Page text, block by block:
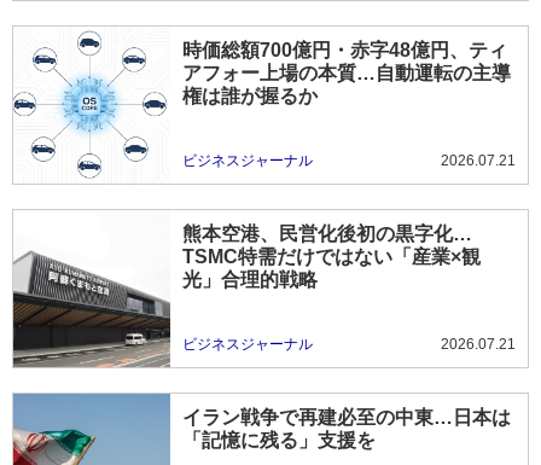
時価総額700億円・赤字48億円、ティ
アフォー上場の本質…自動運転の主導
権は誰が握るか
ビジネスジャーナル 2026.07.21
熊本空港、民営化後初の黒字化…
TSMC特需だけではない「産業×観
光」合理的戦略
ビジネスジャーナル 2026.07.21
イラン戦争で再建必至の中東…日本は
「記憶に残る」支援を